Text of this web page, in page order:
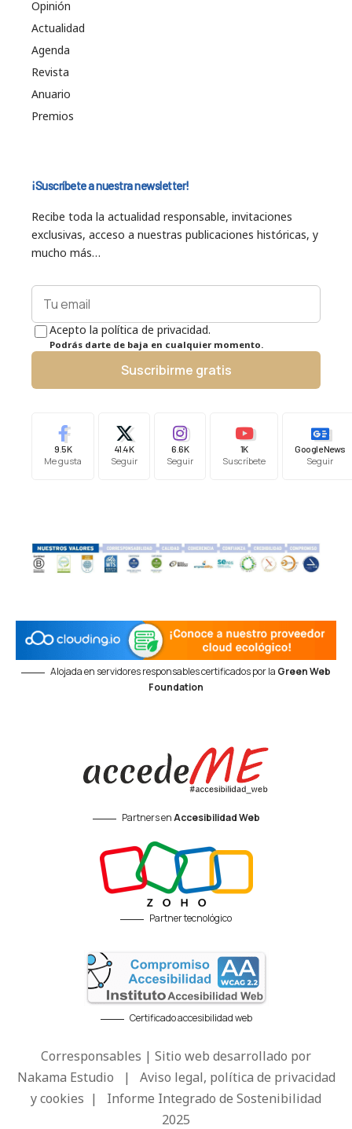
Opinión
Actualidad
Agenda
Revista
Anuario
Premios
¡Suscríbete a nuestra newsletter!
Recibe toda la actualidad responsable, invitaciones
exclusivas, acceso a nuestras publicaciones históricas, y
mucho más…
Acepto la política de privacidad.
Podrás darte de baja en cualquier momento.
Suscribirme gratis
9.5K
Me gusta
41.4K
Seguir
6.6K
Seguir
1K
Suscríbete
Google News
Seguir
Alojada en servidores responsables certificados por la Green Web
Foundation
Partners enAccesibilidad Web
Partner tecnológico
Certificado accesibilidad web
Corresponsables | Sitio web desarrollado por
Nakama Estudio | Aviso legal, política de privacidad
y cookies | Informe Integrado de Sostenibilidad
2025